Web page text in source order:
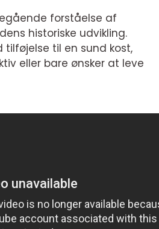
forståelse af
historiske udvikling.
til en sund kost,
eller bare ønsker at leve